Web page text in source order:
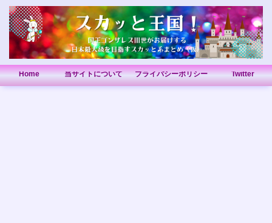
Home 当サイトについて プライバシーポリシー Twitter